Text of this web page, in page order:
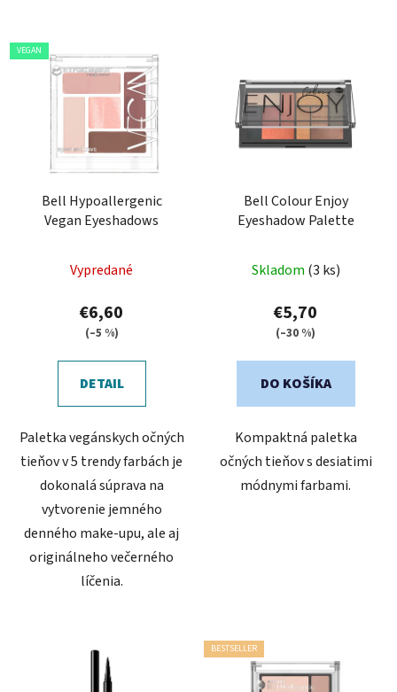
VEGAN
Bell Hypoallergenic
Vegan Eyeshadows
Vypredané
€6,60
(–5 %)
DETAIL
Paletka vegánskych očných
tieňov v 5 trendy farbách je
dokonalá súprava na
vytvorenie jemného
denného make-upu, ale aj
originálneho večerného
líčenia.
Bell Colour Enjoy
Eyeshadow Palette
Skladom (3 ks)
€5,70
(–30 %)
DO KOŠÍKA
Kompaktná paletka
očných tieňov s desiatimi
módnymi farbami.
BESTSELLER